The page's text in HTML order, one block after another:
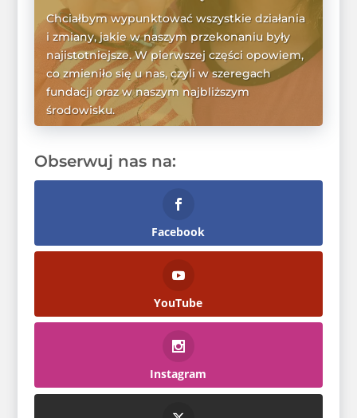
Chciałbym wypunktować wszystkie działania
i zmiany, jakie w naszym przekonaniu były
najistotniejsze. W pierwszej części opowiem,
co zmieniło się u nas, czyli w szeregach
fundacji oraz w naszym najbliższym
środowisku.
Obserwuj nas na:
Facebook
YouTube
Instagram